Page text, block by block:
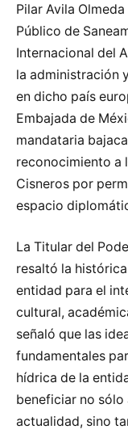
Pilar Avila
Público de
Internacional del
la administración
en dicho país
Embajada de
mandataria
reconocimiento a
Cisneros por
espacio
La Titular del
resaltó la
entidad para el
cultural,
señaló que las
fundamentales
hídrica de la
beneficiar no sólo
actualidad, sino